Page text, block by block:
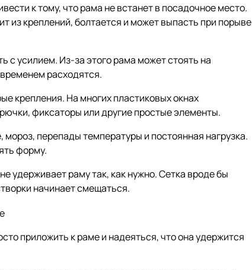
к тому, что рама не встанет в посадочное место.
из креплений, болтается и может выпасть при порыве
с усилием. Из-за этого рама может стоять на
расходятся.
крепления. На многих пластиковых окнах
фиксаторы или другие простые элементы.
перепады температуры и постоянная нагрузка.
форму.
удерживает раму так, как нужно. Сетка вроде бы
начинает смещаться.
приложить к раме и надеяться, что она удержится